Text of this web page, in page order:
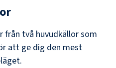
två huvudkällor som
att ge dig den mest